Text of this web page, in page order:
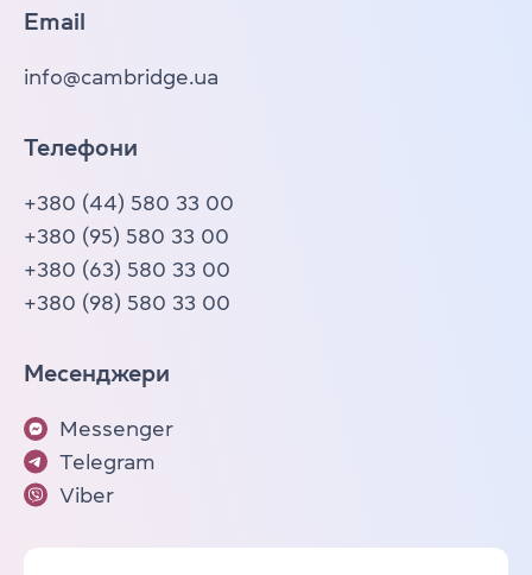
Email
info@cambridge.ua
Телефони
+380 (44) 580 33 00
+380 (95) 580 33 00
+380 (63) 580 33 00
+380 (98) 580 33 00
Месенджери
Messenger
Telegram
Viber